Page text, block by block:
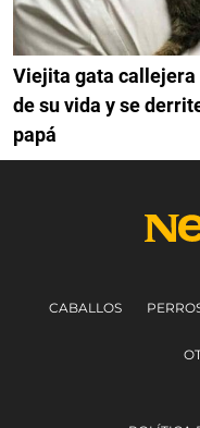
Viejita gata
de su vida y se
papá
CABALLOS